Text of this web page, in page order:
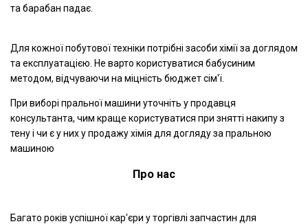
та барабан падає.
Для кожної побутової техніки потрібні засоби хімії за доглядом
та експлуатацією. Не варто користуватися бабусиним
методом, відчуваючи на міцність бюджет сім'ї.
При виборі пральної машини уточніть у продавця
консультанта, чим краще користуватися при знятті накипу з
тену і чи є у них у продажу хімія для догляду за пральною
машиною
Про нас
Багато років успішної кар'єри у торгівлі запчастин для